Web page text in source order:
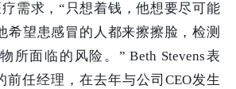
需求，“只想着钱，他想要尽可能
希望患感冒的人都来擦擦脸，检测
所面临的风险。” Beth Stevens表
前任经理，在去年与公司CEO发生